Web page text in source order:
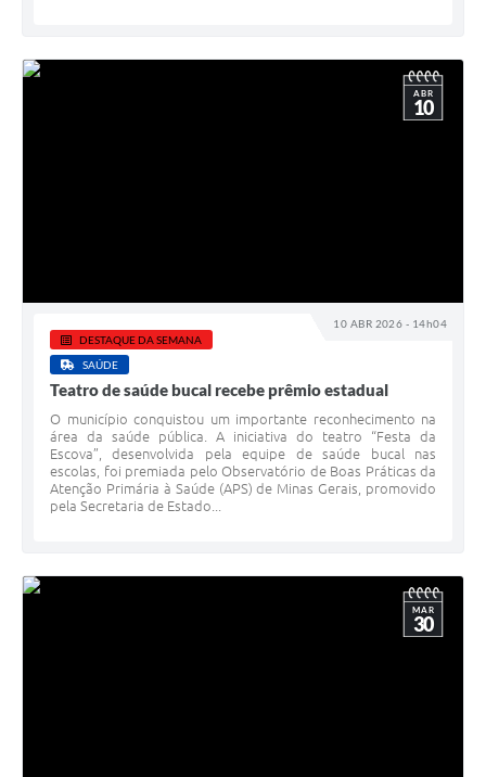
10 ABR 2026 - 14h04
ABR
10
DESTAQUE DA SEMANA
SAÚDE
Teatro de saúde bucal recebe prêmio estadual
O município conquistou um importante reconhecimento na
área da saúde pública. A iniciativa do teatro “Festa da
Escova”, desenvolvida pela equipe de saúde bucal nas
escolas, foi premiada pelo Observatório de Boas Práticas da
Atenção Primária à Saúde (APS) de Minas Gerais, promovido
pela Secretaria de Estado...
MAR
30